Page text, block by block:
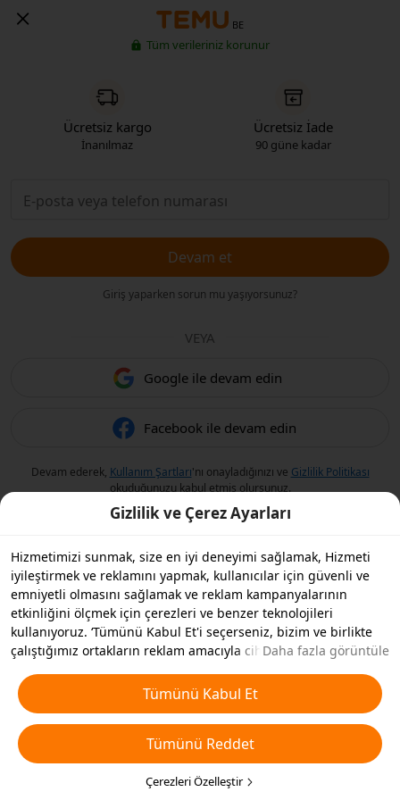
BE
Tüm verileriniz korunur
Ücretsiz kargo
İnanılmaz
Ücretsiz İade
90 güne kadar
Devam et
Giriş yaparken sorun mu yaşıyorsunuz?
VEYA
Google ile devam edin
Facebook ile devam edin
Devam ederek, Kullanım Şartları'nı onayladığınızı ve Gizlilik Politikası
okuduğunuzu kabul etmiş olursunuz.
Gizlilik ve Çerez Ayarları
Hizmetimizi sunmak, size en iyi deneyimi sağlamak, Hizmeti
iyileştirmek ve reklamını yapmak, kullanıcılar için güvenli ve
emniyetli olmasını sağlamak ve reklam kampanyalarının
etkinliğini ölçmek için çerezleri ve benzer teknolojileri
kullanıyoruz. ‘Tümünü Kabul Et'i seçerseniz, bizim ve birlikte
çalıştığımız ortakların reklam amacıyla cihazınızda çerezleri ve
Ayrıca, temel olmayan çerezlerin ’Tümünü Reddedebilir' veya
aşağıdaki ’Çerezleri Özelleştir'i tıklayarak veya gizlilik
ayarlarınızda istediğiniz zaman hangi çerez türlerini kabul
etmek veya devre dışı bırakmak istediğinizi seçebilirsiniz. Daha
fazla detay içinÇerezler ve Benzer Teknolojiler Politikamıza
Daha fazla görüntüle
Tümünü Kabul Et
Tümünü Reddet
Çerezleri Özelleştir